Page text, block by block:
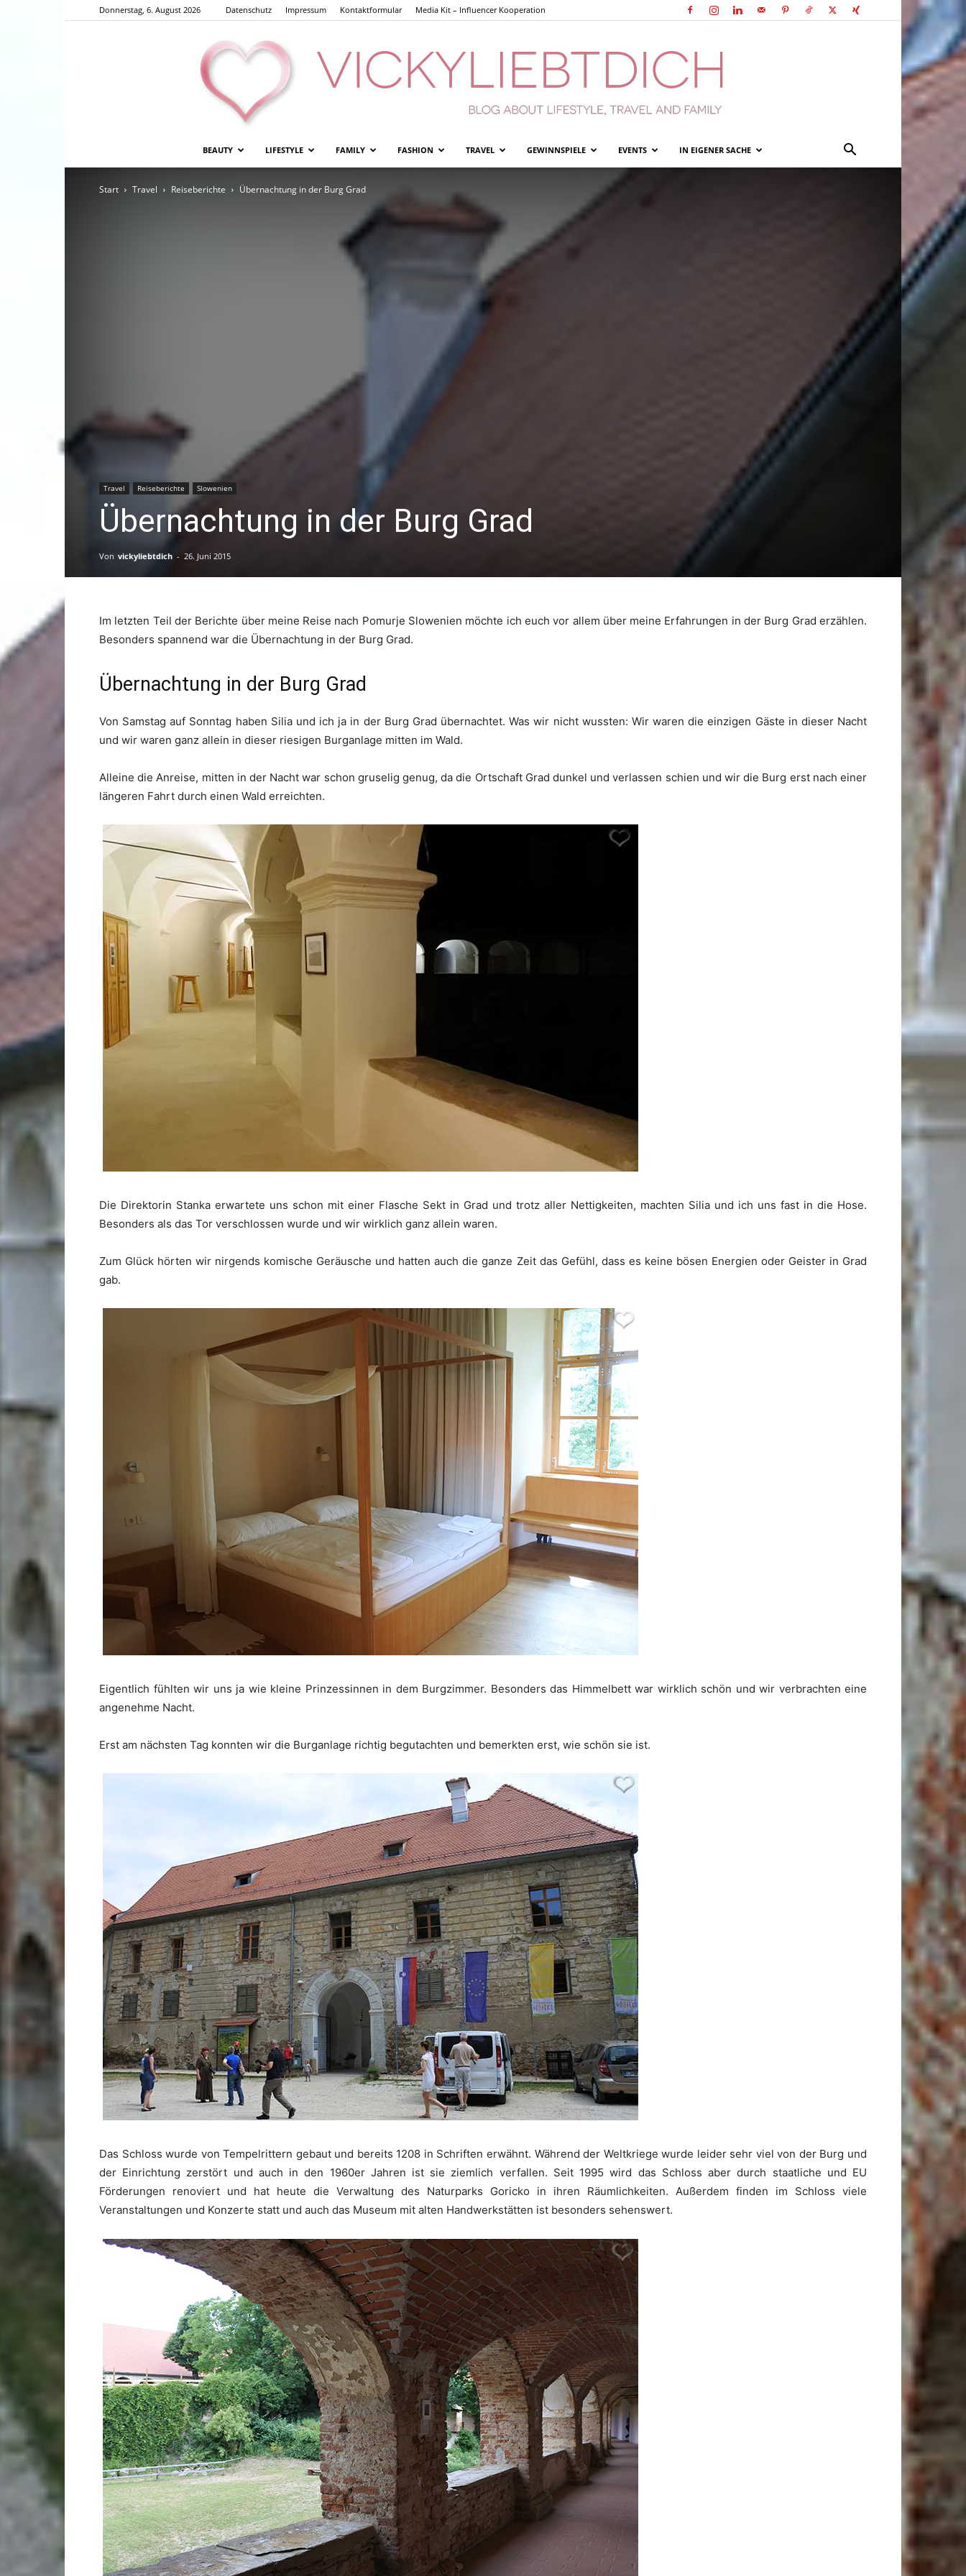
Donnerstag, 6. August 2026 Datenschutz Impressum Kontaktformular Media Kit – Influencer Kooperation
BEAUTY LIFESTYLE FAMILY FASHION TRAVEL GEWINNSPIELE EVENTS IN EIGENER SACHE
Start Travel Reiseberichte Übernachtung in der Burg Grad
Travel Reiseberichte Slowenien
Übernachtung in der Burg Grad
Von vickyliebtdich - 26. Juni 2015
Im letzten Teil der Berichte über meine Reise nach Pomurje Slowenien möchte ich euch vor allem über meine Erfahrungen in der Burg Grad erzählen.
Besonders spannend war die Übernachtung in der Burg Grad.
Übernachtung in der Burg Grad
Von Samstag auf Sonntag haben Silia und ich ja in der Burg Grad übernachtet. Was wir nicht wussten: Wir waren die einzigen Gäste in dieser Nacht
und wir waren ganz allein in dieser riesigen Burganlage mitten im Wald.
Alleine die Anreise, mitten in der Nacht war schon gruselig genug, da die Ortschaft Grad dunkel und verlassen schien und wir die Burg erst nach einer
längeren Fahrt durch einen Wald erreichten.
Die Direktorin Stanka erwartete uns schon mit einer Flasche Sekt in Grad und trotz aller Nettigkeiten, machten Silia und ich uns fast in die Hose.
Besonders als das Tor verschlossen wurde und wir wirklich ganz allein waren.
Zum Glück hörten wir nirgends komische Geräusche und hatten auch die ganze Zeit das Gefühl, dass es keine bösen Energien oder Geister in Grad
gab.
Eigentlich fühlten wir uns ja wie kleine Prinzessinnen in dem Burgzimmer. Besonders das Himmelbett war wirklich schön und wir verbrachten eine
angenehme Nacht.
Erst am nächsten Tag konnten wir die Burganlage richtig begutachten und bemerkten erst, wie schön sie ist.
Das Schloss wurde von Tempelrittern gebaut und bereits 1208 in Schriften erwähnt. Während der Weltkriege wurde leider sehr viel von der Burg und
der Einrichtung zerstört und auch in den 1960er Jahren ist sie ziemlich verfallen. Seit 1995 wird das Schloss aber durch staatliche und EU
Förderungen renoviert und hat heute die Verwaltung des Naturparks Goricko in ihren Räumlichkeiten. Außerdem finden im Schloss viele
Veranstaltungen und Konzerte statt und auch das Museum mit alten Handwerkstätten ist besonders sehenswert.